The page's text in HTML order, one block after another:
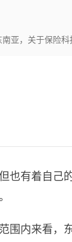
南亚，关于保险
也有着自己
围内来看，